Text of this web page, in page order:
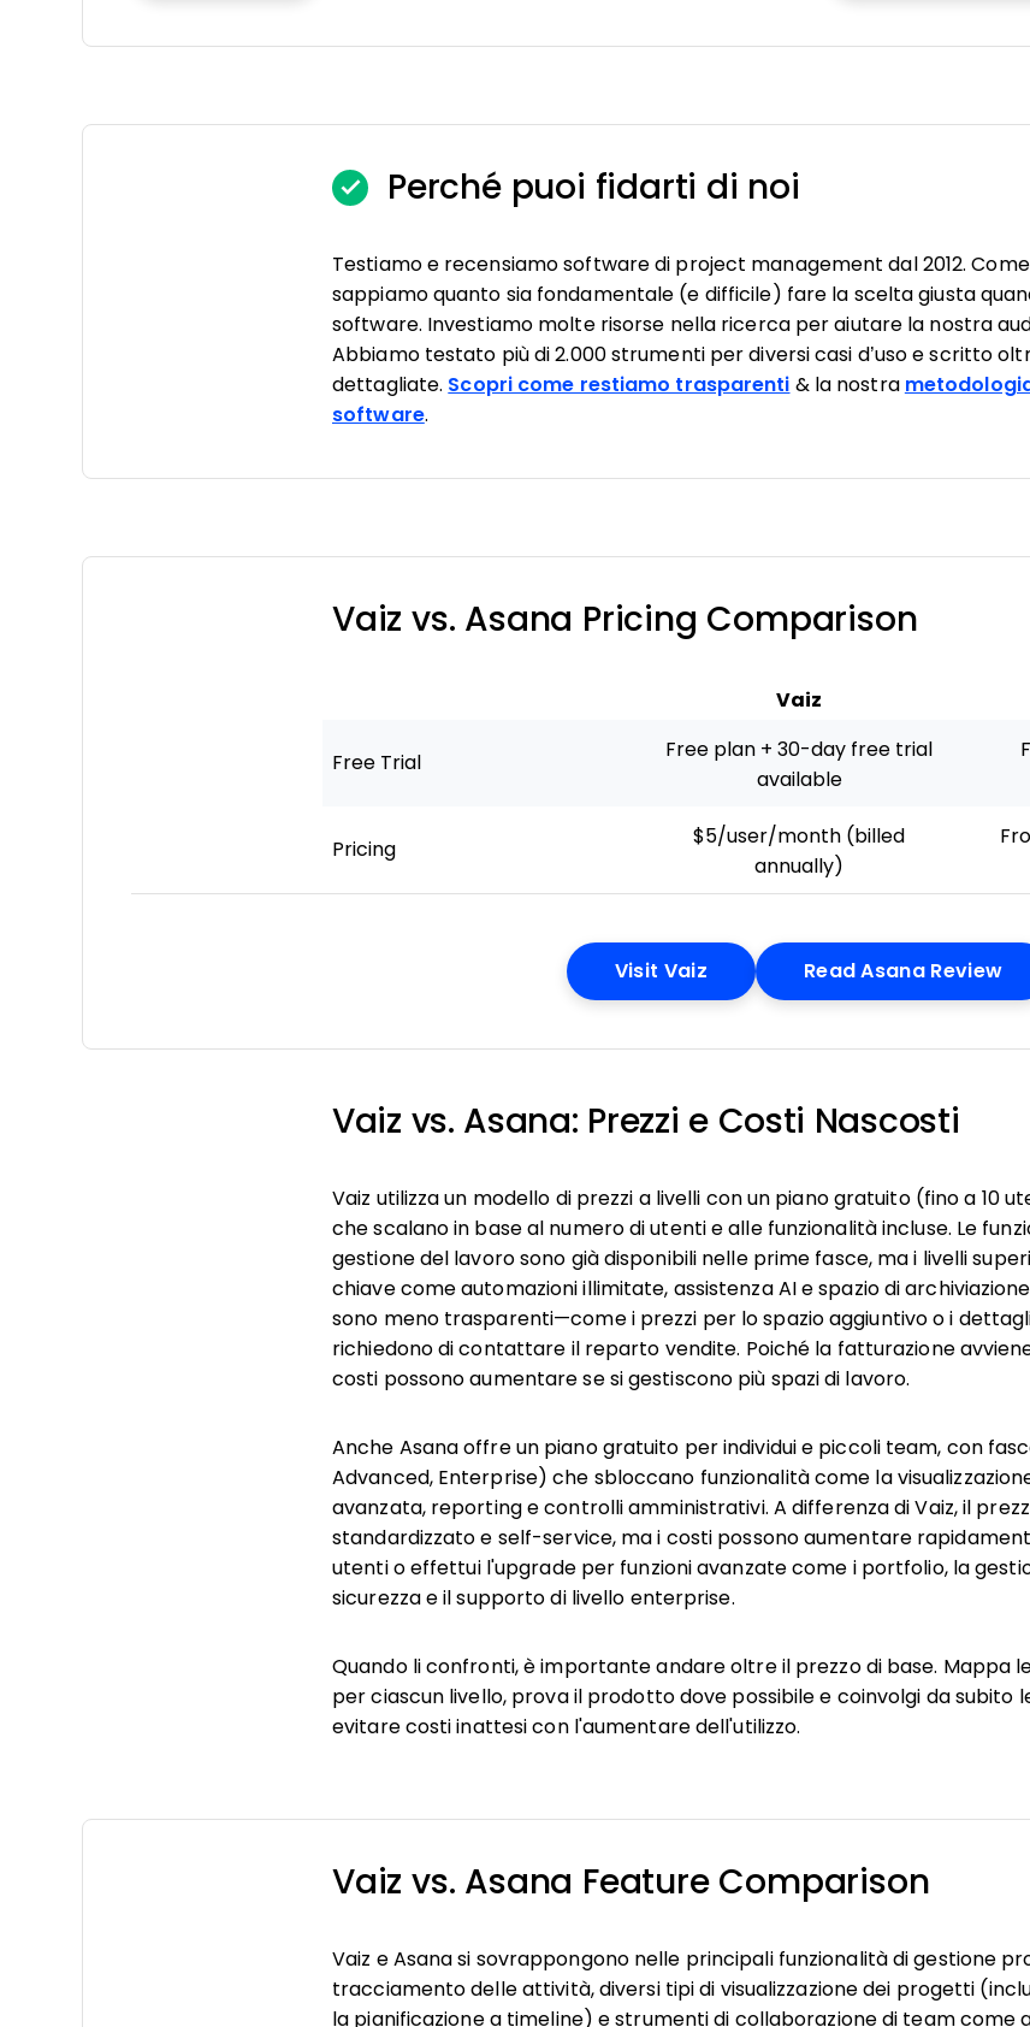
Perché puoi fidarti di noi
Testiamo e recensiamo software di project management dal 2012.
sappiamo quanto sia fondamentale (e difficile) fare la scelta giusta
software. Investiamo molte risorse nella ricerca per aiutare la nostra
Abbiamo testato più di 2.000 strumenti per diversi casi d’uso e scritto
dettagliate. Scopri come restiamo trasparenti & la nostra
software.
Vaiz vs. Asana Pricing Comparison
Vaiz
Free Trial
Free plan + 30-day free trial
available
Pricing
$5/user/month (billed
annually)
Visit VaizOpens New Window
Read Asana Review
Vaiz vs. Asana: Prezzi e Costi Nascosti
Vaiz utilizza un modello di prezzi a livelli con un piano gratuito (fino a 10
che scalano in base al numero di utenti e alle funzionalità incluse. Le
gestione del lavoro sono già disponibili nelle prime fasce, ma i livelli
chiave come automazioni illimitate, assistenza AI e spazio di
sono meno trasparenti—come i prezzi per lo spazio aggiuntivo o i
richiedono di contattare il reparto vendite. Poiché la fatturazione
costi possono aumentare se si gestiscono più spazi di lavoro.
Anche Asana offre un piano gratuito per individui e piccoli team, con
Advanced, Enterprise) che sbloccano funzionalità come la
avanzata, reporting e controlli amministrativi. A differenza di Vaiz, il
standardizzato e self-service, ma i costi possono aumentare
utenti o effettui l'upgrade per funzioni avanzate come i portfolio, la
sicurezza e il supporto di livello enterprise.
Quando li confronti, è importante andare oltre il prezzo di base. Mappa
per ciascun livello, prova il prodotto dove possibile e coinvolgi da subito
evitare costi inattesi con l'aumentare dell'utilizzo.
Vaiz vs. Asana Feature Comparison
Vaiz e Asana si sovrappongono nelle principali funzionalità di gestione
tracciamento delle attività, diversi tipi di visualizzazione dei progetti
la pianificazione a timeline) e strumenti di collaborazione di team come